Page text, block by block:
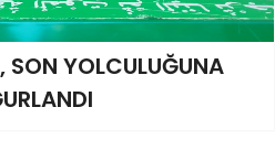
SON YOLCULUĞUNA